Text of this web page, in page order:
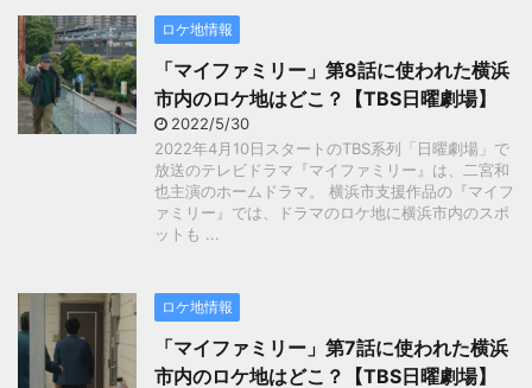
ロケ地情報
「マイファミリー」第8話に使われた横浜
市内のロケ地はどこ？【TBS日曜劇場】
2022/5/30
2022年4月10日スタートのTBS系列「日曜劇場」で
放送のテレビドラマ『マイファミリー』は、二宮和
也主演のホームドラマ。 横浜市支援作品の『マイフ
ァミリー』では、ドラマのロケ地に横浜市内のスポ
ットも ...
ロケ地情報
「マイファミリー」第7話に使われた横浜
市内のロケ地はどこ？【TBS日曜劇場】